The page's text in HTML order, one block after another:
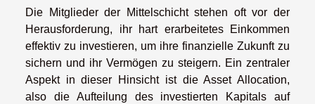
Die Mitglieder der Mittelschicht stehen oft vor der
Herausforderung, ihr hart erarbeitetes Einkommen
effektiv zu investieren, um ihre finanzielle Zukunft zu
sichern und ihr Vermögen zu steigern. Ein zentraler
Aspekt in dieser Hinsicht ist die Asset Allocation,
also die Aufteilung des investierten Kapitals auf